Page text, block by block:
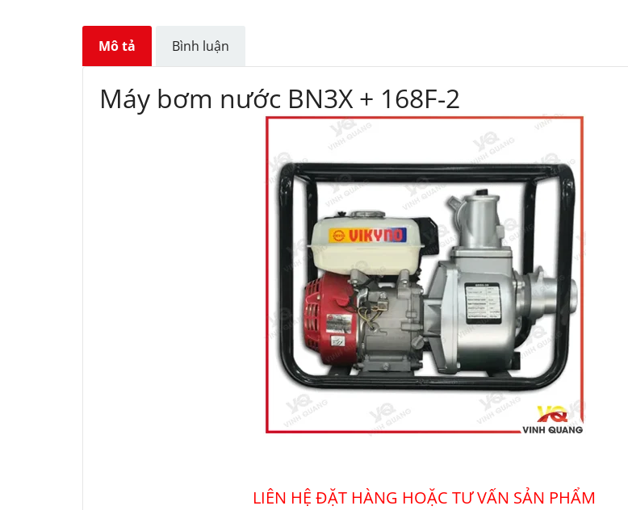
Mô tả Bình luận
Máy bơm nước BN3X + 168F-2
LIÊN HỆ ĐẶT HÀNG HOẶC TƯ VẤN SẢN PHẨM